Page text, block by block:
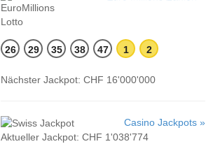
26 29 35 38 47 1 2
Nächster Jackpot: CHF 16'000'000
Casino Jackpots »
Aktueller Jackpot: CHF 1'038'774